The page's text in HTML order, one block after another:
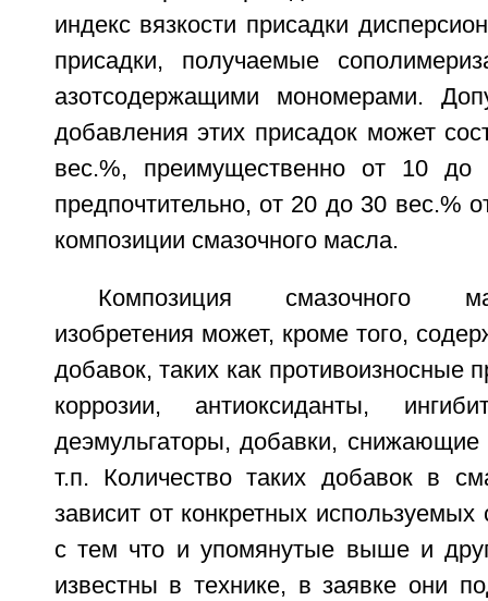
индекс вязкости присадки
присадки, получаемые
азотсодержащими мономерами.
добавления этих присадок может
вес.%, преимущественно от 10
предпочтительно, от 20 до 30 вес.%
композиции смазочного масла.
Композиция смазочного
изобретения может, кроме того,
добавок, таких как противоизносные
коррозии, антиоксиданты,
деэмульгаторы, добавки, снижающие
т.п. Количество таких добавок в
зависит от конкретных
с тем что и упомянутые выше и
известны в технике, в заявке они